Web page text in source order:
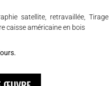
satellite, retravaillée,
caisse américaine en bois